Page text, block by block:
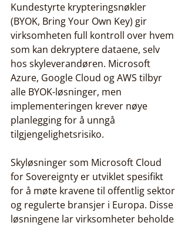
Kundestyrte krypteringsnøkler
(BYOK, Bring Your Own Key) gir
virksomheten full kontroll over hvem
som kan dekryptere dataene, selv
hos skyleverandøren. Microsoft
Azure, Google Cloud og AWS tilbyr
alle BYOK-løsninger, men
implementeringen krever nøye
planlegging for å unngå
tilgjengelighetsrisiko.
Skyløsninger som Microsoft Cloud
for Sovereignty er utviklet spesifikt
for å møte kravene til offentlig sektor
og regulerte bransjer i Europa. Disse
løsningene lar virksomheter beholde